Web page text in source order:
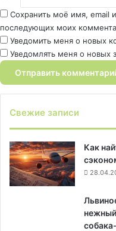
Сохранить моё имя, email
последующих моих
Уведомить меня о новых
Уведомлять меня о новых
Свежие записи
Как